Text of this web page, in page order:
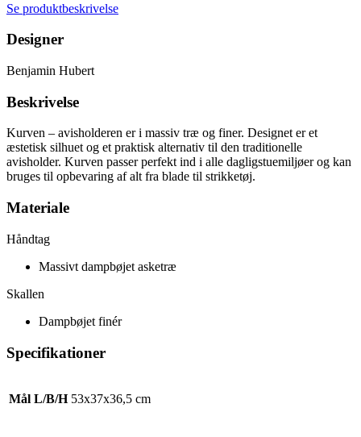
Se produktbeskrivelse
Designer
Benjamin Hubert
Beskrivelse
Kurven – avisholderen er i massiv træ og finer. Designet er et
æstetisk silhuet og et praktisk alternativ til den traditionelle
avisholder. Kurven passer perfekt ind i alle dagligstuemiljøer og kan
bruges til opbevaring af alt fra blade til strikketøj.
Materiale
Håndtag
Massivt dampbøjet asketræ
Skallen
Dampbøjet finér
Specifikationer
Mål L/B/H 53x37x36,5 cm